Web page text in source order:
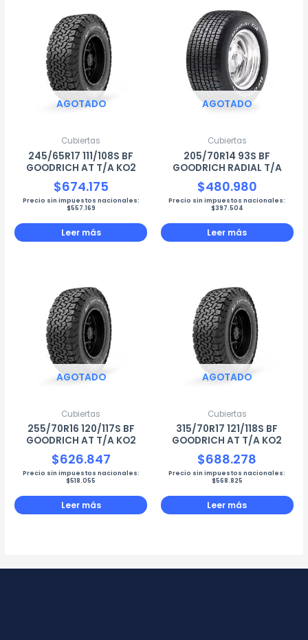
AGOTADO
Cubiertas
245/65R17 111/108S BF
GOODRICH AT T/A KO2
$674.175
Precio sin impuestos nacionales:
$557.169
Leer más
AGOTADO
Cubiertas
205/70R14 93S BF
GOODRICH RADIAL T/A
$480.980
Precio sin impuestos nacionales:
$397.504
Leer más
AGOTADO
Cubiertas
255/70R16 120/117S BF
GOODRICH AT T/A KO2
$626.847
Precio sin impuestos nacionales:
$518.055
Leer más
AGOTADO
Cubiertas
315/70R17 121/118S BF
GOODRICH AT T/A KO2
$688.278
Precio sin impuestos nacionales:
$568.825
Leer más